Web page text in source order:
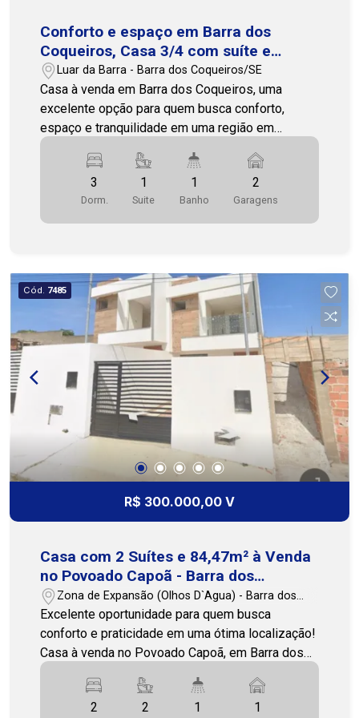
Conforto e espaço em Barra dos
Coqueiros, Casa 3/4 com suíte e
varanda
Luar da Barra - Barra dos Coqueiros/SE
Casa à venda em Barra dos Coqueiros, uma
excelente opção para quem busca conforto,
espaço e tranquilidade em uma região em
constante crescimento, próxima à capital Aracaju.
O imóvel possui 200 m² de área total, com uma
planta bem distribuída: são 3 quartos, sendo 1
suíte, além de 1 banheiro social. Conta com sala
ampla, varanda aconchegante, cozinha funcional e
possui ainda 2 vagas de garagem. O lugar ideal
para viver com conforto, praticidade e qualidade
de vida! Entre em contato para mais informações
ou para agendar uma visita. Nossa equipe está
pronta para te atender! (79)3231-1010 - Cohab
Premium Imobiliária
3
Dorm.
1
Suite
1
Banho
2
Garagens
Cód. 7485
R$ 300.000,00 V
Casa com 2 Suítes e 84,47m² à Venda
no Povoado Capoã - Barra dos
Coqueiros/SE
Zona de Expansão (Olhos D`Agua) - Barra dos
Coqueiros/SE
Excelente oportunidade para quem busca
conforto e praticidade em uma ótima localização!
Casa à venda no Povoado Capoã, em Barra dos
distribuída e funcional. O imóvel conta com: 2
quartos, sendo 2 suítes 1 banheiro social Sala de
2 2 1 1